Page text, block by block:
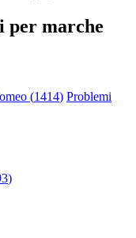
per marche
(1414) Problemi
)